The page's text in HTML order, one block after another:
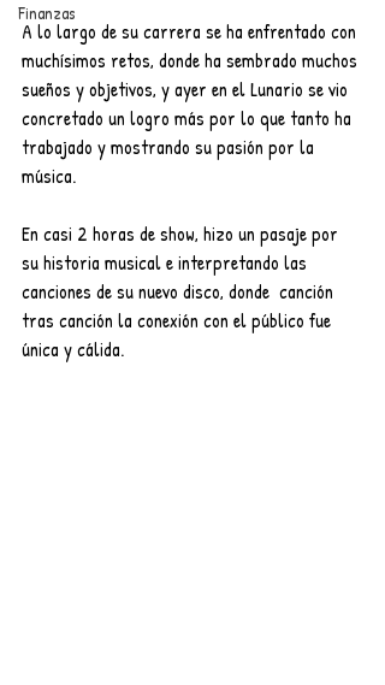
Finanzas
A lo largo de su carrera se ha enfrentado con
muchísimos retos, donde ha sembrado muchos
sueños y objetivos, y ayer en el Lunario se vio
concretado un logro más por lo que tanto ha
trabajado y mostrando su pasión por la
música.
En casi 2 horas de show, hizo un pasaje por
su historia musical e interpretando las
canciones de su nuevo disco, donde  canción
tras canción la conexión con el público fue
única y cálida.